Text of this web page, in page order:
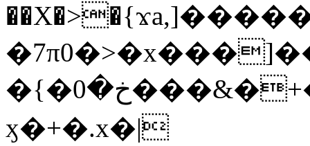
�{�خ�0���&�+�zwYFEÙ4�~�_�̾�
ӽ�+�.x�|